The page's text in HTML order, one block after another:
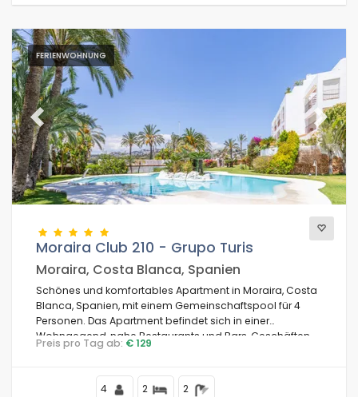
Komfort
Dienste
Blicke
Weitere Kategorien
FERIENWOHNUNG
Previous Next
Moraira Club 210 - Grupo Turis
Moraira, Costa Blanca, Spanien
Schönes und komfortables Apartment in Moraira, Costa
Blanca, Spanien, mit einem Gemeinschaftspool für 4
Personen. Das Apartment befindet sich in einer
Wohngegend, nahe Restaurants und Bars, Geschäften
und Supermärkten, und ist 1 km vom Strand entfernt.
Preis pro Tag ab: € 129
4 2 2